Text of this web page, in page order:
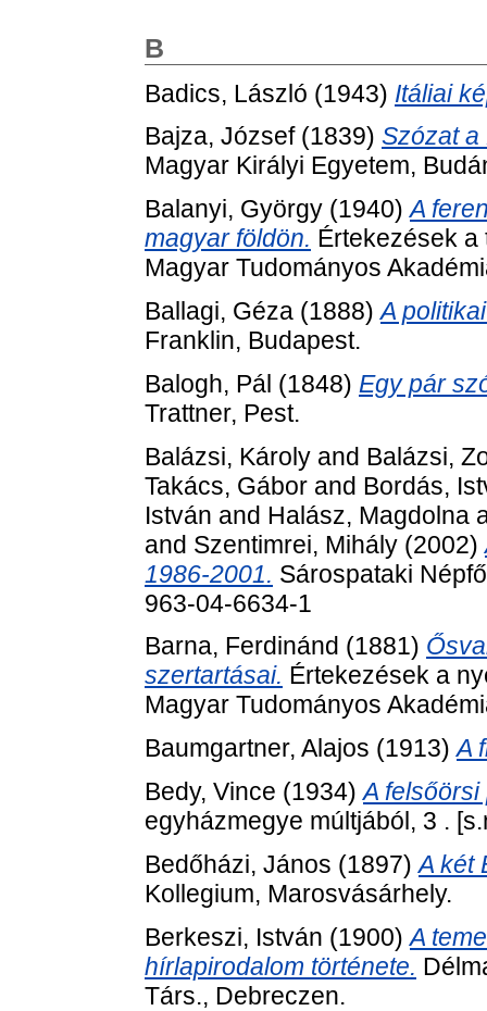
B
Badics, László (1943) Itáliai
Bajza, József(1839) Szózat a
Magyar Királyi Egyetem,
Balanyi, György (1940)A
magyar földön. Értekezések a
Magyar Tudományos
Ballagi, Géza (1888)A
Franklin, Budapest.
Balogh, Pál (1848) Egy pár
Trattner, Pest.
Balázsi, Károly and Balázsi,
Takács, Gábor and Bordás,
István and Halász, Magdolna
and Szentimrei, Mihály (2002)
1986-2001. Sárospataki
963-04-6634-1
Barna, Ferdinánd (1881)
szertartásai. Értekezések a
Magyar Tudományos
Baumgartner, Alajos (1913)A
Bedy, Vince (1934)A
egyházmegye múltjából, 3 .
Bedőházi, János (1897)A két
Kollegium, Marosvásárhely.
Berkeszi, István (1900)A
hírlapirodalom története.
Társ., Debreczen.